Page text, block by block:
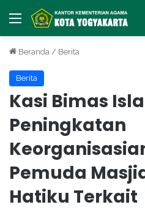
Menu
Beranda / Berita
Berita
Kasi Bimas
Peningkatan
Pemuda
Hatiku Terkait